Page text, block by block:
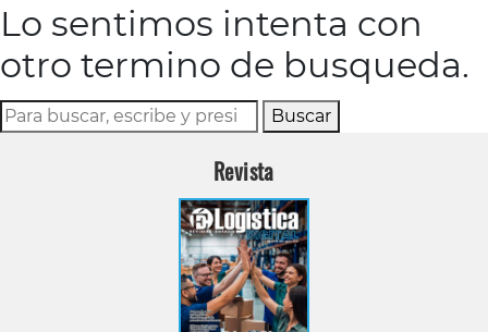
Lo sentimos intenta con
otro termino de busqueda.
Buscar
Revista